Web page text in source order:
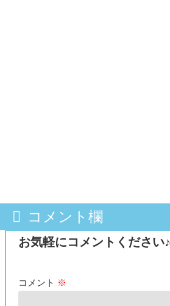
コメント欄
お気軽にコメントください♪
コメント ※